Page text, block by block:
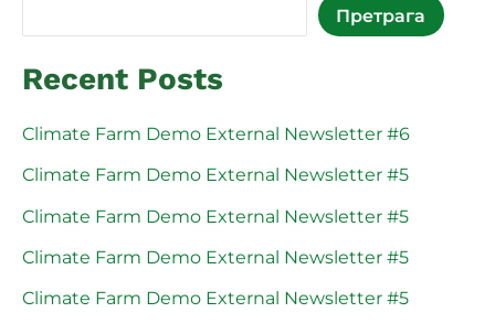
Претрага
Recent Posts
Climate Farm Demo External Newsletter #6
Climate Farm Demo External Newsletter #5
Climate Farm Demo External Newsletter #5
Climate Farm Demo External Newsletter #5
Climate Farm Demo External Newsletter #5